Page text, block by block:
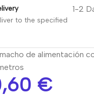
to the specified
1-2
de alimentación
€